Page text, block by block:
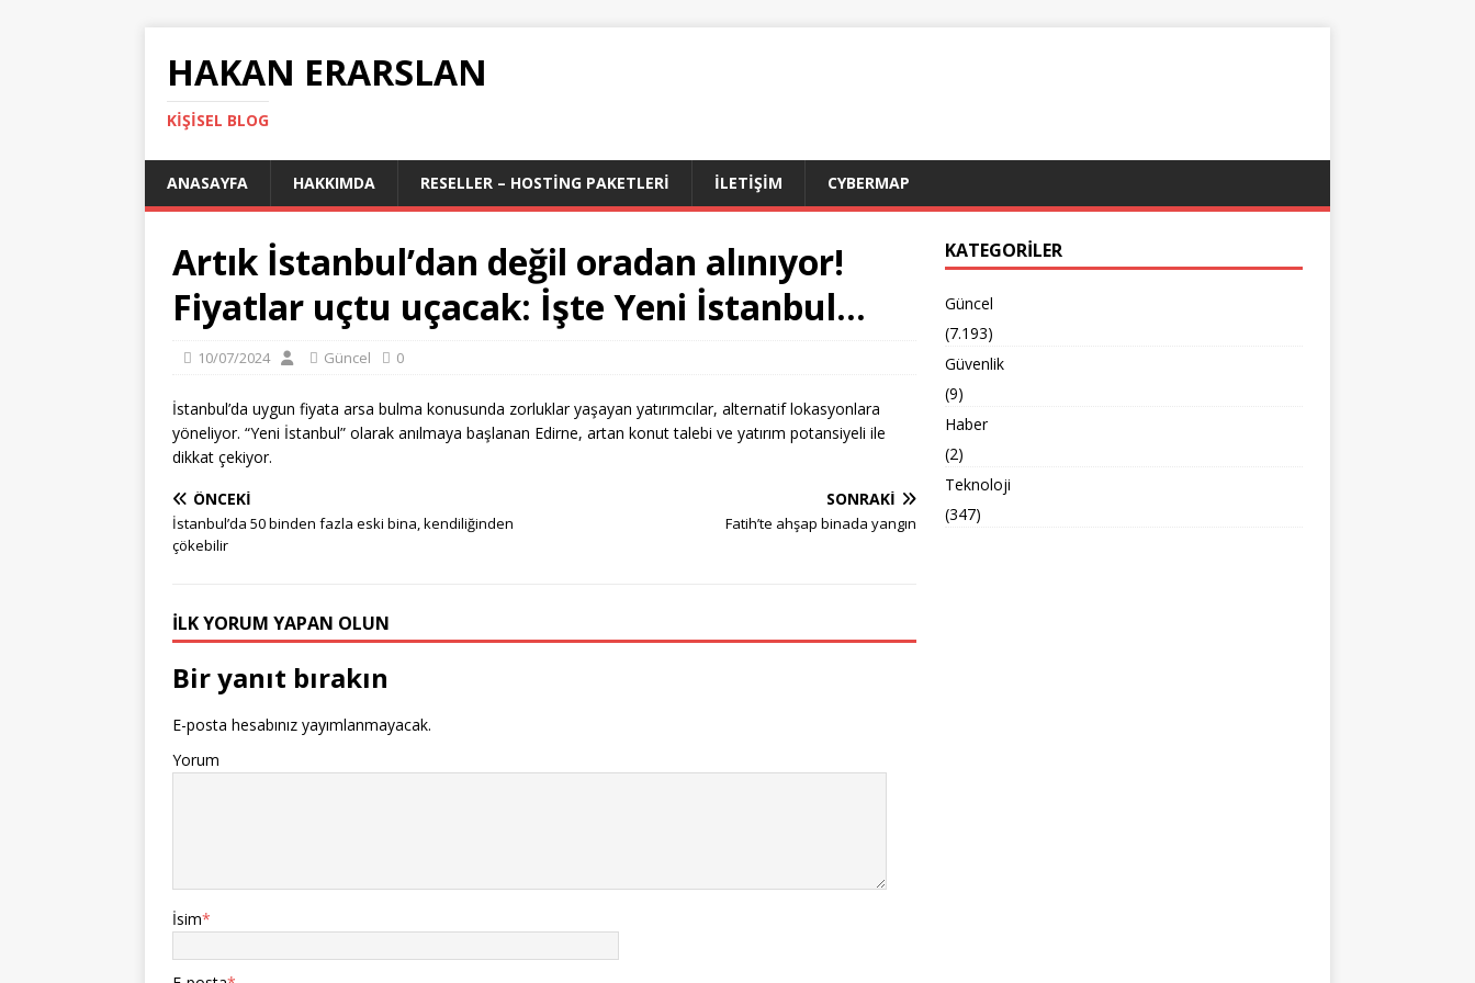
HAKAN ERARSLAN
KIŞISEL BLOG
ANASAYFA HAKKIMDA RESELLER – HOSTING PAKETLERI İLETIŞIM CYBERMAP
Artık İstanbul’dan değil oradan alınıyor!
Fiyatlar uçtu uçacak: İşte Yeni İstanbul…
10/07/2024 Güncel 0
İstanbul’da uygun fiyata arsa bulma konusunda zorluklar yaşayan yatırımcılar, alternatif lokasyonlara
yöneliyor. “Yeni İstanbul” olarak anılmaya başlanan Edirne, artan konut talebi ve yatırım potansiyeli ile
dikkat çekiyor.
ÖNCEKI
İstanbul’da 50 binden fazla eski bina, kendiliğinden
çökebilir
SONRAKI
Fatih’te ahşap binada yangın
İLK YORUM YAPAN OLUN
Bir yanıt bırakın
E-posta hesabınız yayımlanmayacak.
Yorum
İsim*
KATEGORILER
Güncel
(7.193)
Güvenlik
(9)
Haber
(2)
Teknoloji
(347)